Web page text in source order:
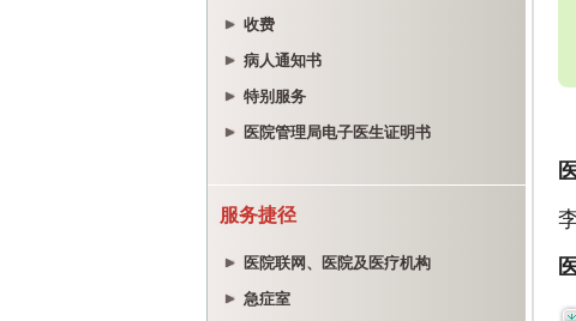
收费
病人通知书
特别服务
医院管理局电子医生证明书
服务捷径
医院联网、医院及医疗机构
急症室